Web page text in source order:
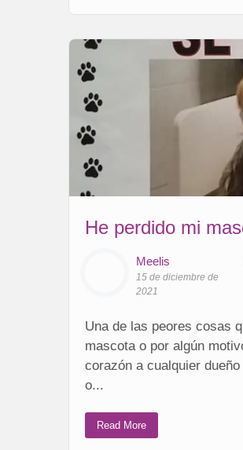
He perdido mi
Meelis
15 de diciembre de
2021
Una de las peores cosas
mascota o por algún
corazón a cualquier
o...
Read More